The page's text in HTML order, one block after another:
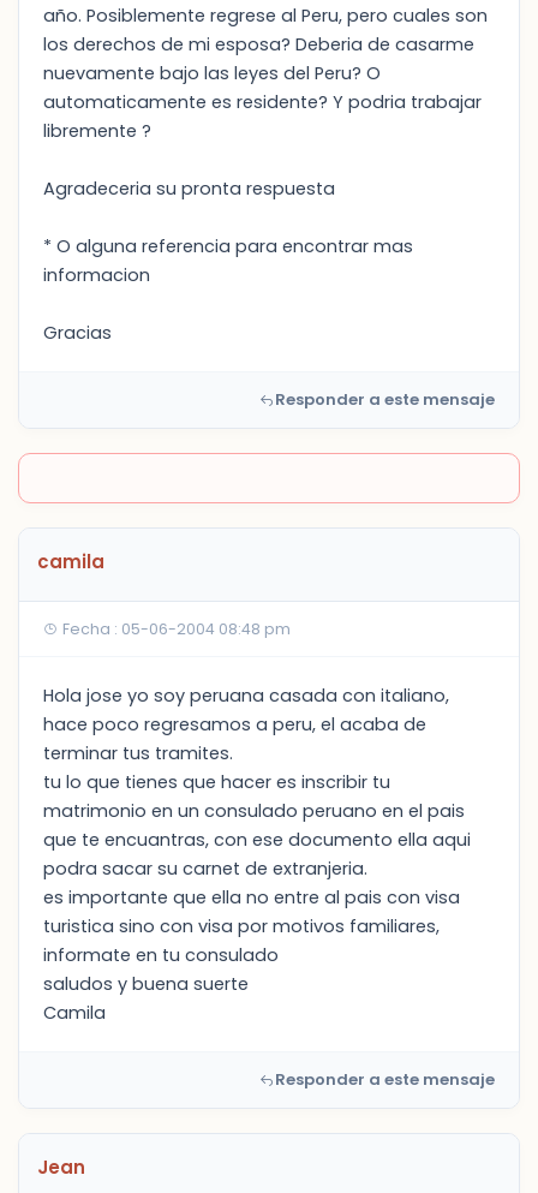
año. Posiblemente regrese al Peru, pero cuales son
los derechos de mi esposa? Deberia de casarme
nuevamente bajo las leyes del Peru? O
automaticamente es residente? Y podria trabajar
libremente ?
Agradeceria su pronta respuesta
* O alguna referencia para encontrar mas
informacion
Gracias
Responder a este mensaje
camila
Fecha : 05-06-2004 08:48 pm
Hola jose yo soy peruana casada con italiano,
hace poco regresamos a peru, el acaba de
terminar tus tramites.
tu lo que tienes que hacer es inscribir tu
matrimonio en un consulado peruano en el pais
que te encuantras, con ese documento ella aqui
podra sacar su carnet de extranjeria.
es importante que ella no entre al pais con visa
turistica sino con visa por motivos familiares,
informate en tu consulado
saludos y buena suerte
Camila
Responder a este mensaje
Jean